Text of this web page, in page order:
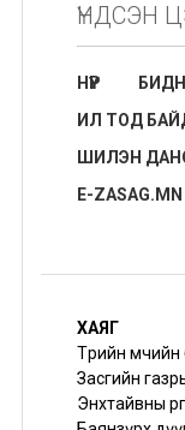
ҮНДСЭН
НҮҮР
ИЛ ТОД
ШИЛЭН
E-ZASAG.MN
ХАЯГ
Төрийн
Засгийн
Энхтайвны